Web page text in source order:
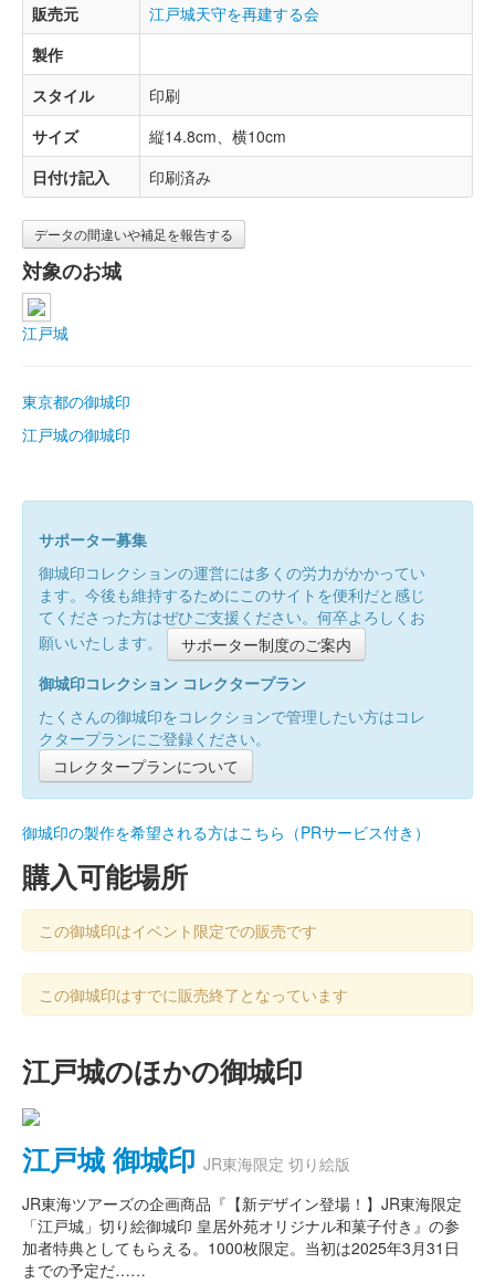
販売元
江戸城天守を再建する会
製作
スタイル
印刷
サイズ
縦14.8cm、横10cm
日付け記入
印刷済み
データの間違いや補足を報告する
対象のお城
江戸城
東京都の御城印
江戸城の御城印
サポーター募集
御城印コレクションの運営には多くの労力がかかってい
ます。今後も維持するためにこのサイトを便利だと感じ
てくださった方はぜひご支援ください。何卒よろしくお
願いいたします。
サポーター制度のご案内
御城印コレクション コレクタープラン
たくさんの御城印をコレクションで管理したい方はコレ
クタープランにご登録ください。
コレクタープランについて
御城印の製作を希望される方はこちら（PRサービス付き）
購入可能場所
この御城印はイベント限定での販売です
この御城印はすでに販売終了となっています
江戸城のほかの御城印
江戸城 御城印 JR東海限定 切り絵版
JR東海ツアーズの企画商品『【新デザイン登場！】JR東海限定
「江戸城」切り絵御城印 皇居外苑オリジナル和菓子付き』の参
加者特典としてもらえる。1000枚限定。当初は2025年3月31日
までの予定だ……